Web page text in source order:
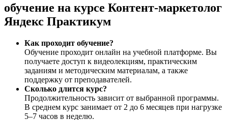
обучение на курсе Контент-маркетолог
Яндекс Практикум
Как проходит обучение?
Обучение проходит онлайн на учебной платформе. Вы
получаете доступ к видеолекциям, практическим
заданиям и методическим материалам, а также
поддержку от преподавателей.
Сколько длится курс?
Продолжительность зависит от выбранной программы.
В среднем курс занимает от 2 до 6 месяцев при нагрузке
5–7 часов в неделю.